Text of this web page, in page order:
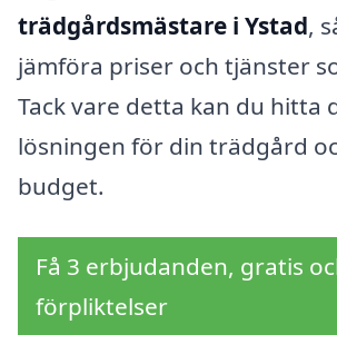
trädgårdsmästare i Ystad,
jämföra priser och tjänster
Tack vare detta kan du hitta
lösningen för din trädgård
budget.
Få 3 erbjudanden, gratis
förpliktelser